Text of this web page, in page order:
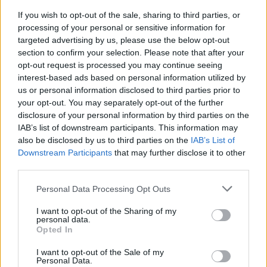
If you wish to opt-out of the sale, sharing to third parties, or
processing of your personal or sensitive information for
targeted advertising by us, please use the below opt-out
section to confirm your selection. Please note that after your
opt-out request is processed you may continue seeing
interest-based ads based on personal information utilized by
us or personal information disclosed to third parties prior to
your opt-out. You may separately opt-out of the further
disclosure of your personal information by third parties on the
IAB’s list of downstream participants. This information may
also be disclosed by us to third parties on the IAB’s List of
Downstream Participants that may further disclose it to other
Please note that this website/app uses one or more Google
not limited to your visit or usage behaviour. You may click to
grant or deny consent to Google and its third-party tags to
use your data for below specified purposes in below Google
consent section.
Personal Data Processing Opt Outs
I want to opt-out of the Sharing of my
personal data.
Opted In
I want to opt-out of the Sale of my
Personal Data.
szigetes koncertje, hogyan élte meg a Kispál…
„Azt a hangulatot akartam elkapni,
– The Sophs-interjú